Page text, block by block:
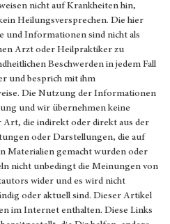
nicht auf Krankheiten hin,
Heilungsversprechen. Die hier
und Informationen sind nicht als
Arzt oder Heilpraktiker zu
Beschwerden in jedem Fall
und besprich mit ihm
Die Nutzung der Informationen
und wir übernehmen keine
die indirekt oder direkt aus der
oder Darstellungen, die auf
Materialien gemacht wurden oder
nicht unbedingt die Meinungen von
wider und es wird nicht
oder aktuell sind. Dieser Artikel
im Internet enthalten. Diese Links